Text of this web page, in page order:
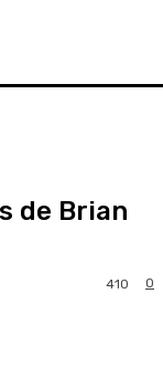
de Brian
0
410